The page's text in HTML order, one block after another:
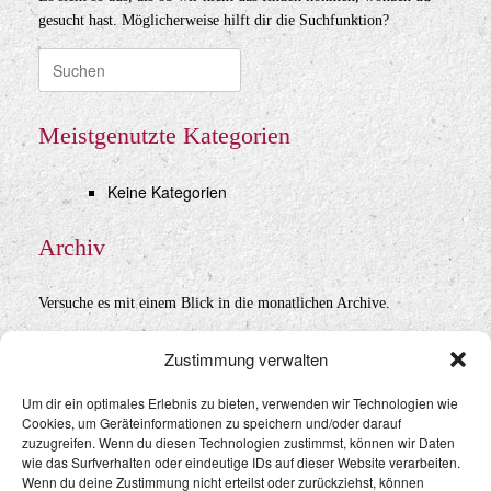
Zustimmung verwalten
Um dir ein optimales Erlebnis zu bieten, verwenden wir Technologien wie
Cookies, um Geräteinformationen zu speichern und/oder darauf
zuzugreifen. Wenn du diesen Technologien zustimmst, können wir Daten
wie das Surfverhalten oder eindeutige IDs auf dieser Website verarbeiten.
Wenn du deine Zustimmung nicht erteilst oder zurückziehst, können
gesucht hast. Möglicherweise hilft dir die Suchfunktion?
Suche
nach:
Meistgenutzte Kategorien
Keine Kategorien
Archiv
Versuche es mit einem Blick in die monatlichen Archive.
Datenschutz&Impressum